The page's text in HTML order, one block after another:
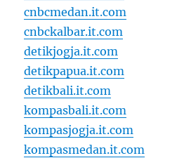
cnbcmedan.it.com
cnbckalbar.it.com
detikjogja.it.com
detikpapua.it.com
detikbali.it.com
kompasbali.it.com
kompasjogja.it.com
kompasmedan.it.com